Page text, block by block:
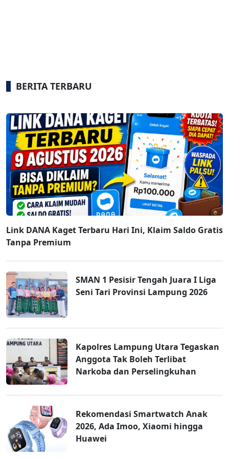
BERITA TERBARU
Link DANA Kaget Terbaru Hari Ini, Klaim Saldo Gratis
Tanpa Premium
SMAN 1 Pesisir Tengah Juara I Liga
Seni Tari Provinsi Lampung 2026
Kapolres Lampung Utara Tegaskan
Anggota Tak Boleh Terlibat
Narkoba dan Perselingkuhan
Rekomendasi Smartwatch Anak
2026, Ada Imoo, Xiaomi hingga
Huawei